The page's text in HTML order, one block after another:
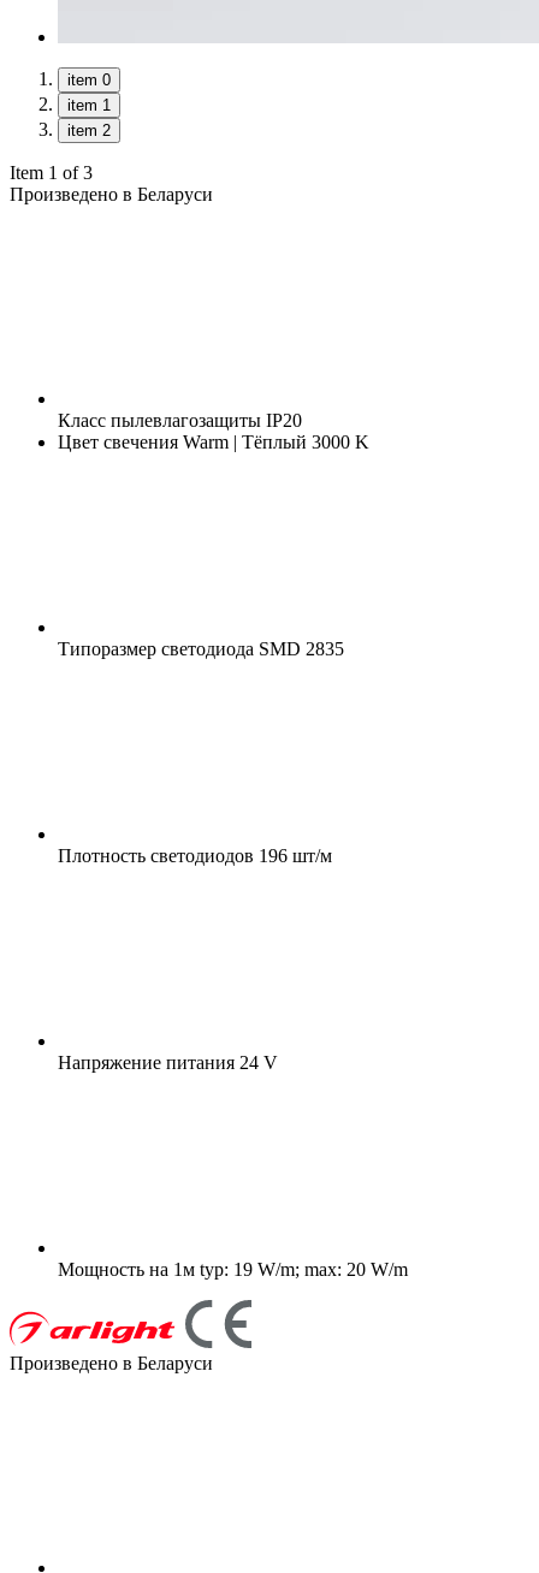
item 0
item 1
item 2
Item 1 of 3
Произведено в Беларуси
Класс пылевлагозащиты IP20
Цвет свечения Warm | Тёплый 3000 K
Типоразмер светодиода SMD 2835
Плотность светодиодов 196 шт/м
Напряжение питания 24 V
Мощность на 1м typ: 19 W/m; max: 20 W/m
Произведено в Беларуси